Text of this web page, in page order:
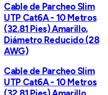
Cable de Parcheo Slim
UTP Cat6A - 10 Metros
(32.81 Pies) Amarillo,
Diámetro Reducido (28
AWG)
Cable de Parcheo Slim
UTP Cat6A - 10 Metros